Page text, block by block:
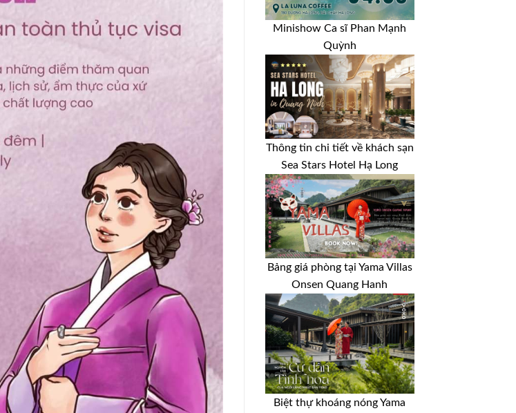
Minishow Ca sĩ Phan Mạnh
Quỳnh
Thông tin chi tiết về khách sạn
Sea Stars Hotel Hạ Long
Bảng giá phòng tại Yama Villas
Onsen Quang Hanh
Biệt thự khoáng nóng Yama